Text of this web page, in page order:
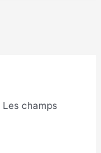
Les champs